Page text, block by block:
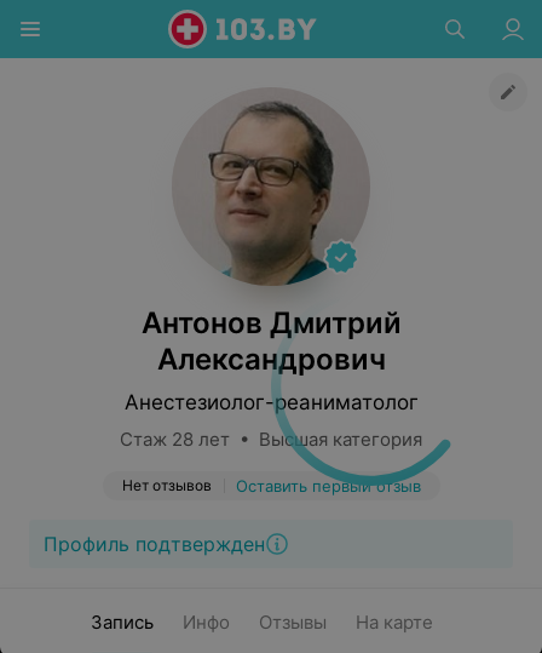
Антонов Дмитрий
Александрович
Анестезиолог-реаниматолог
Стаж 28 лет • Высшая категория
Нет отзывов Оставить первый отзыв
Профиль подтвержден
Запись Инфо Отзывы На карте